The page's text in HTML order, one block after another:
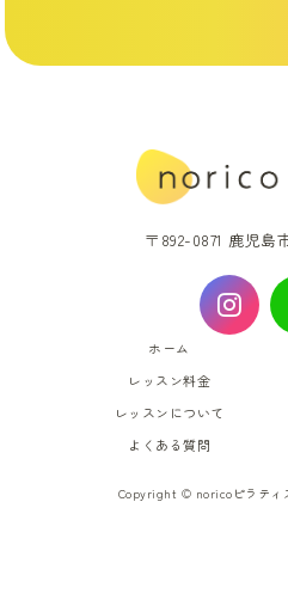
〒892-0871 鹿児島
ホーム
レッスン料金
レッスンについて
よくある質問
Copyright © noricoピラテ